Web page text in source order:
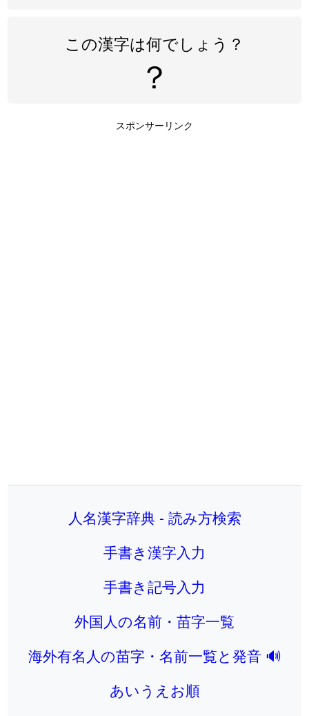
この漢字は何でしょう？
？
スポンサーリンク
人名漢字辞典 - 読み方検索
手書き漢字入力
手書き記号入力
外国人の名前・苗字一覧
海外有名人の苗字・名前一覧と発音 🔊
あいうえお順